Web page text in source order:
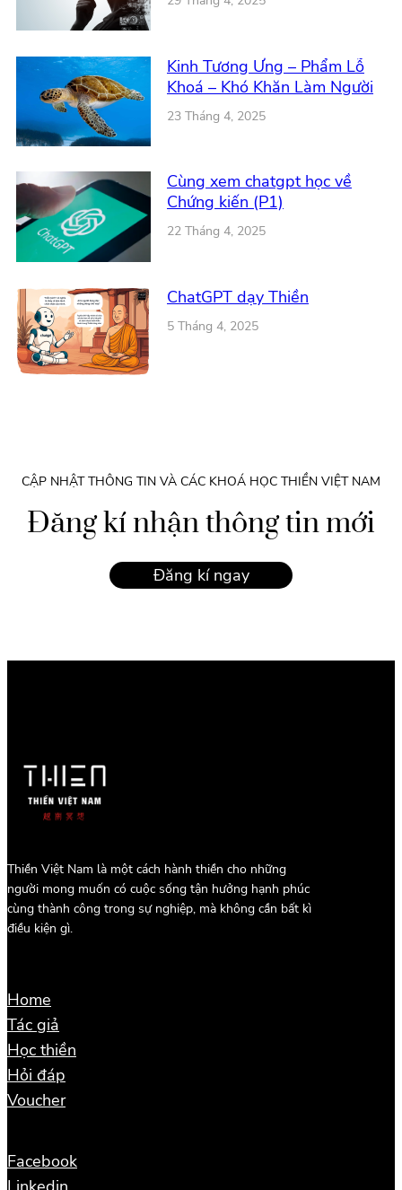
Kinh Tương Ưng – Phẩm Lỗ
Khoá – Khó Khăn Làm Người
23 Tháng 4, 2025
Cùng xem chatgpt học về
Chứng kiến (P1)
22 Tháng 4, 2025
ChatGPT dạy Thiền
5 Tháng 4, 2025
CẬP NHẬT THÔNG TIN VÀ CÁC KHOÁ HỌC THIỀN VIỆT NAM
Đăng kí nhận thông tin mới
Đăng kí ngay
Thiền Việt Nam là một cách hành thiền cho những
người mong muốn có cuộc sống tận hưởng hạnh phúc
cùng thành công trong sự nghiệp, mà không cần bất kì
điều kiện gì.
Home
Tác giả
Học thiền
Hỏi đáp
Voucher
Facebook